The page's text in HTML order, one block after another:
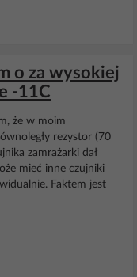
o za wysokiej
-11C
że w moim
rezystor (70
zamrażarki dał
mieć inne czujniki
Faktem jest